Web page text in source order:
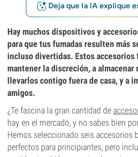
Deja que la IA explique
Hay muchos dispositivos y
para que tus fumadas resulten más
incluso divertidas. Estos accesorios
mantener la discreción, a
llevarlos contigo fuera de casa, y a
amigos.
¿Te fascina la gran cantidad de
hay en el mercado, y no sabes bien
Hemos seleccionado seis accesorios
perfectos para principiantes, pero